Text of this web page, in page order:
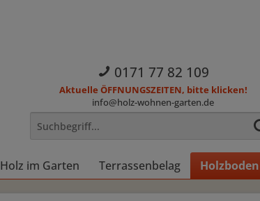
0171 77 82 109
Aktuelle ÖFFNUNGSZEITEN, bitte klicken!
info@holz-wohnen-garten.de
Holz im Garten Terrassenbelag Holzboden